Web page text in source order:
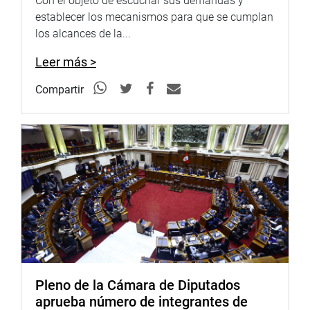
para abril de este año. Y al mismo tiempo ofreció a la
comisión una reunión ad hoc para tratar este tema.
Asimismo, señaló que este viernes 24 de enero, desde la
ciudad de Talara, se emitirá un decreto supremo que pone
en vigor una fiscalización orientativa de toda la
empresas privadas como públicas.
“Todas serán fiscalizados en el marco de la norma que
define la fiscalización orientativa. Esto significa que
Osinergmin (Organismo Supervisor de la Inversión en
Energía y Minería), con el apoyo del ministerio, va a
realizar evaluaciones de campo sobre tres componentes
principales: plataformas, ductos y terminales”.
“Un negocio petrolero tiene muchos componentes, pero
nos vamos a enfocar en los próximos nueves meses a
evaluar los componentes principales en todo el litoral
establecer los mecanismos para que se cumplan
los alcances de la...
Leer más >
Compartir
Pleno de la Cámara de Diputados
aprueba número de integrantes de